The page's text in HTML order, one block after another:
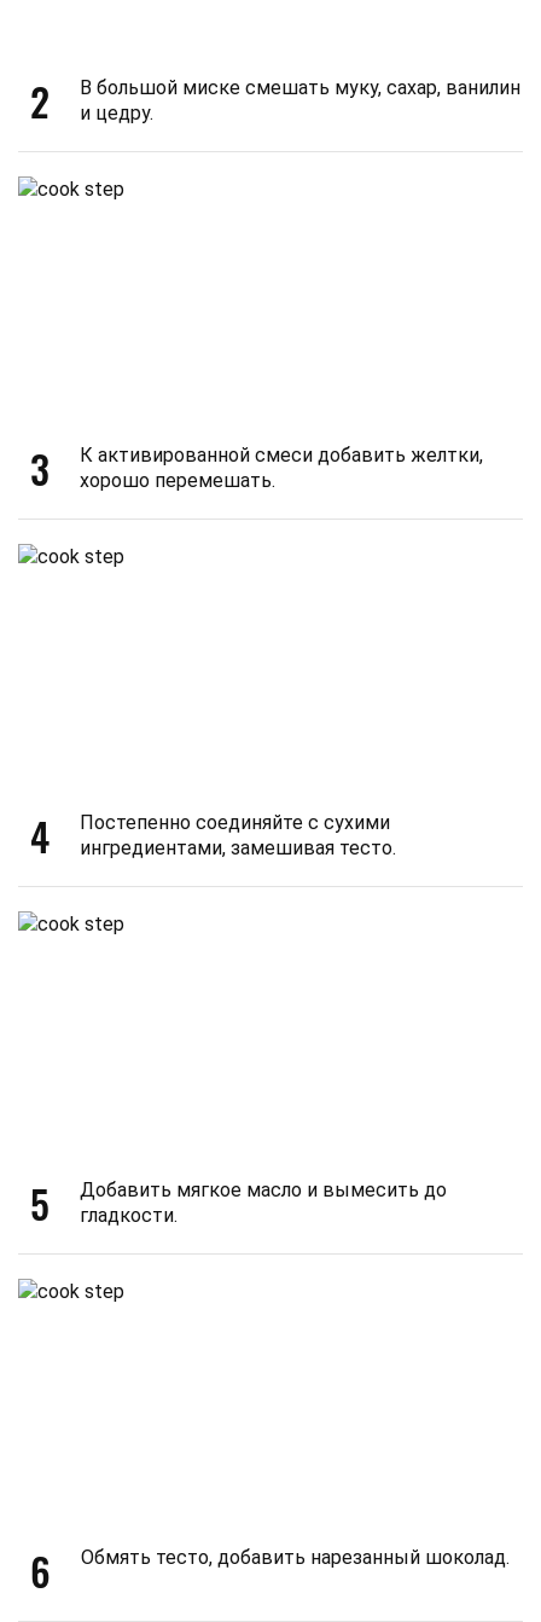
2
В большой миске смешать муку, сахар, ванилин
и цедру.
3
К активированной смеси добавить желтки,
хорошо перемешать.
4
Постепенно соединяйте с сухими
ингредиентами, замешивая тесто.
5
Добавить мягкое масло и вымесить до
гладкости.
6 Обмять тесто, добавить нарезанный шоколад.